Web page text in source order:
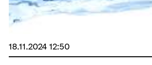
18.11.2024 12:50